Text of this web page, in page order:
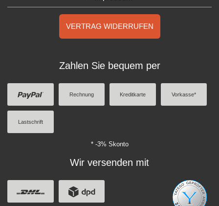
VERTRAG WIDERRUFEN
Zahlen Sie bequem per
Rechnung Kreditkarte Vorkasse*
Lastschrift
* -3% Skonto
Wir versenden mit